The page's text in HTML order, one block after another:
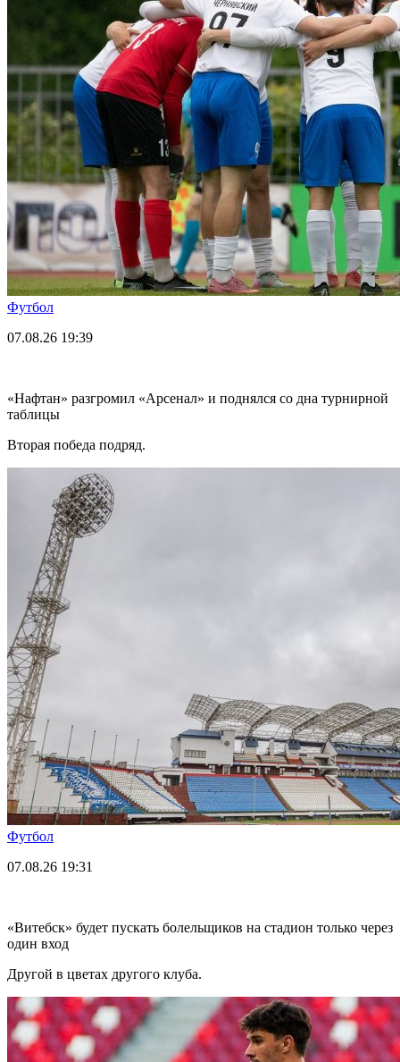
Футбол
07.08.26 19:39
«Нафтан» разгромил «Арсенал» и поднялся со дна турнирной
таблицы
Вторая победа подряд.
Футбол
07.08.26 19:31
«Витебск» будет пускать болельщиков на стадион только через
один вход
Другой в цветах другого клуба.